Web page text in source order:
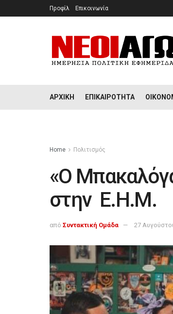
Προφίλ Επικοινωνία
ΑΡΧΙΚΉ ΕΠΙΚΑΙΡΌΤΗΤΑ
Home Πολιτισμός
«Ο
στην Ε.Η.Μ.
από Συντακτική Ομάδα 27